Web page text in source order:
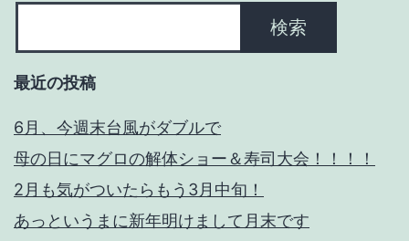
検索
最近の投稿
6月、今週末台風がダブルで
母の日にマグロの解体ショー＆寿司大会！！！！
2月も気がついたらもう3月中旬！
あっというまに新年明けまして月末です